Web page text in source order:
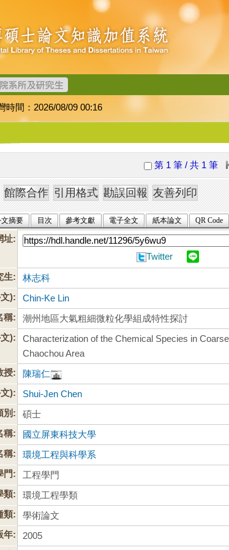
時間：2026/08/09 00:16
第 1 筆 / 共 1 筆
摘要 目次 參考文獻 電子全文 紙本論文 QR Code
址:
Twitter
生:
林志科
):
Chin-Ke Lin
稱:
潮州地區大氣粗細微粒化學組成特性探討
):
Characterization of the Chemical Species in
Chaochou Area
授:
陳瑞仁
):
Shui-Jen Chen
別:
碩士
稱:
國立屏東科技大學
稱:
環境工程與科學系
門:
工程學門
類:
環境工程學類
類:
學術論文
年:
2005